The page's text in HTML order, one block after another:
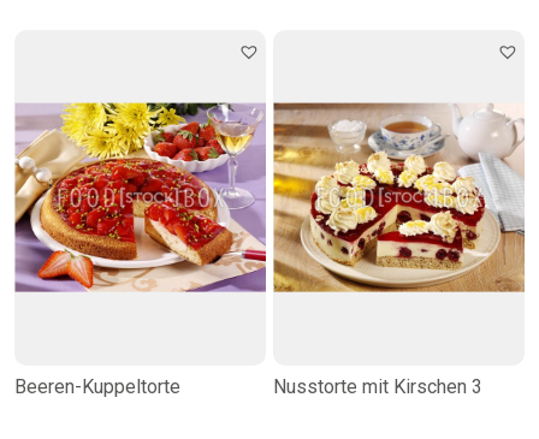
Beeren-Kuppeltorte Nusstorte mit Kirschen 3